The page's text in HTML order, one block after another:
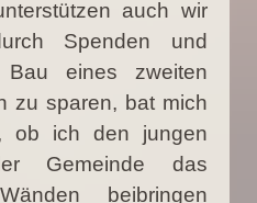
auch wir
Spenden und
eines zweiten
zu sparen, bat mich
ob ich den jungen
Gemeinde das
beibringen